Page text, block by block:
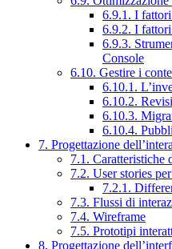
6.9.1. I fattori
6.9.2. I fattori
6.9.3.
Console
6.10. Gestire i
6.10.1.
6.10.2.
6.10.3.
6.10.4.
7. Progettazione
7.1. Caratteristiche
7.2. User stories
7.2.1.
7.3. Flussi di
7.4. Wireframe
7.5. Prototipi
8. Progettazione